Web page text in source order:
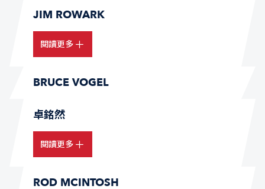
JIM ROWARK
閱讀更多
BRUCE VOGEL
卓銘然
閱讀更多
ROD MCINTOSH